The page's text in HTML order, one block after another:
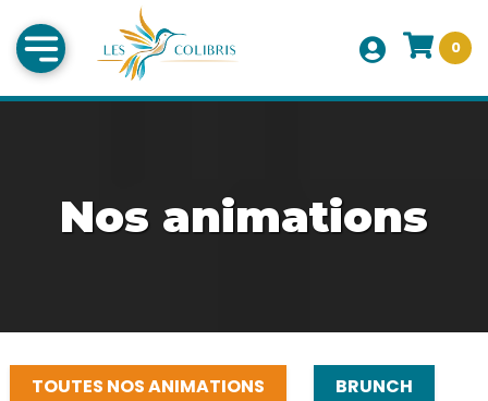
0
Nos animations
TOUTES NOS ANIMATIONS BRUNCH